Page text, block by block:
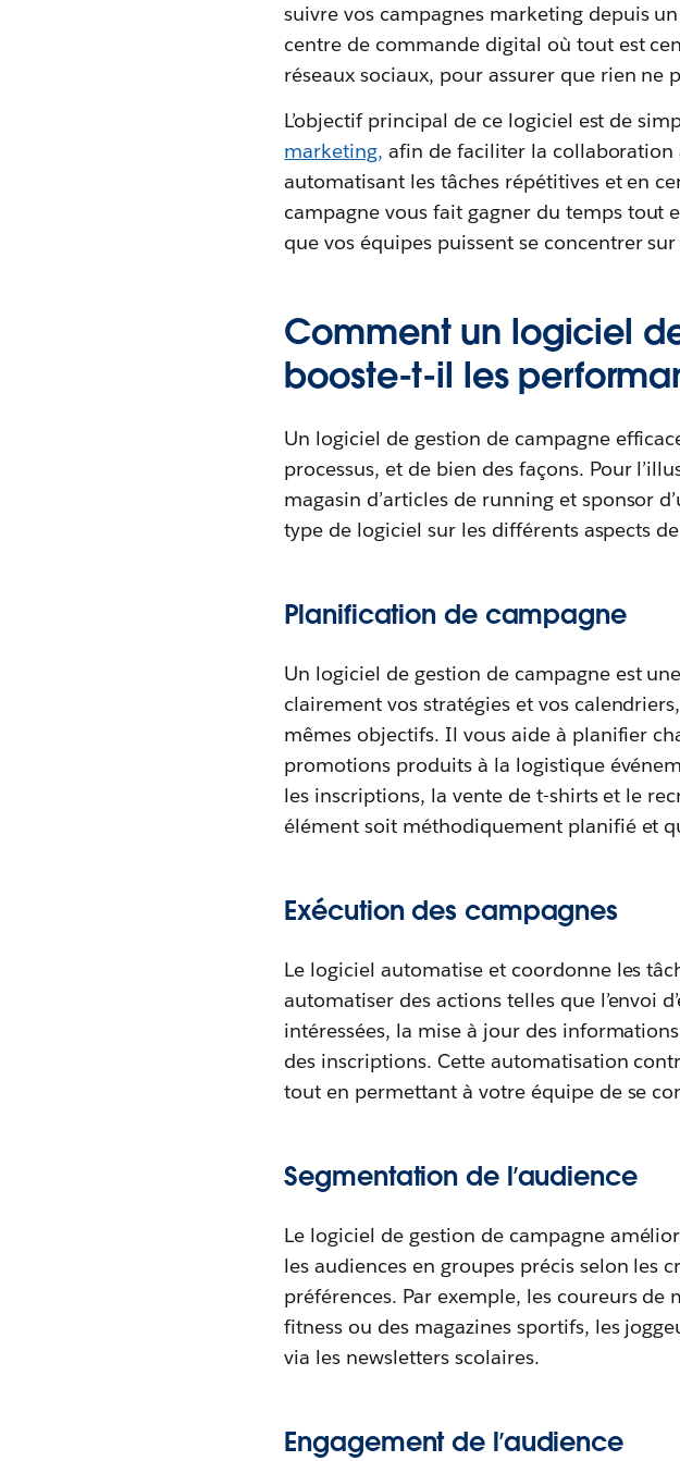
suivre vos campagnes marketing depuis
centre de commande digital où tout est
réseaux sociaux, pour assurer que rien ne
L’objectif principal de ce logiciel est de
marketing, afin de faciliter la collaboration
automatisant les tâches répétitives et en
campagne vous fait gagner du temps tout
que vos équipes puissent se concentrer
Comment un logiciel
booste-t-il les
Un logiciel de gestion de campagne
processus, et de bien des façons. Pour
magasin d’articles de running et sponsor
type de logiciel sur les différents aspects
Planification de campagne
Un logiciel de gestion de campagne est
clairement vos stratégies et vos
mêmes objectifs. Il vous aide à planifier
promotions produits à la logistique
les inscriptions, la vente de t-shirts et le
élément soit méthodiquement planifié et
Exécution des campagnes
Le logiciel automatise et coordonne les
automatiser des actions telles que l’envoi
intéressées, la mise à jour des
des inscriptions. Cette automatisation
tout en permettant à votre équipe de se
Segmentation de l’audience
Le logiciel de gestion de campagne
les audiences en groupes précis selon les
préférences. Par exemple, les coureurs
fitness ou des magazines sportifs, les
via les newsletters scolaires.
Engagement de l’audience